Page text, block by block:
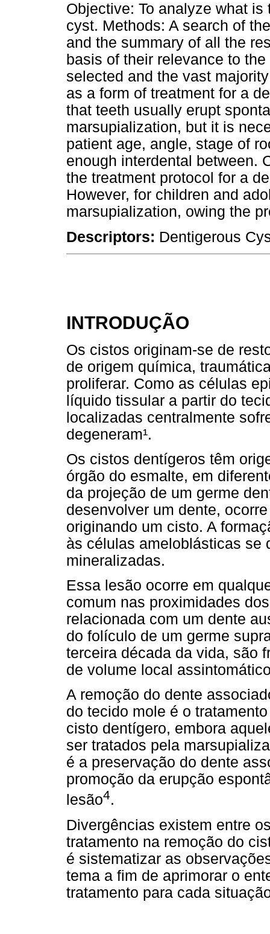
Objective: To analyze what
cyst. Methods: A search of
and the summary of all the
basis of their relevance to
selected and the vast
as a form of treatment for a
that teeth usually erupt
marsupialization, but it is
patient age, angle, stage of
enough interdental between.
the treatment protocol for a
However, for children and
marsupialization, owing the
Descriptors: Dentigerous
INTRODUÇÃO
Os cistos originam-se de
de origem química,
proliferar. Como as células
líquido tissular a partir do
localizadas centralmente
degeneram¹.
Os cistos dentígeros têm
órgão do esmalte, em
da projeção de um germe
desenvolver um dente,
originando um cisto. A
às células ameloblásticas se
mineralizadas.
Essa lesão ocorre em
comum nas proximidades
relacionada com um dente
do folículo de um germe
terceira década da vida, são
de volume local
A remoção do dente
do tecido mole é o
cisto dentígero, embora
ser tratados pela
é a preservação do dente
promoção da erupção
lesão4.
Divergências existem entre
tratamento na remoção do
é sistematizar as
tema a fim de aprimorar o
tratamento para cada